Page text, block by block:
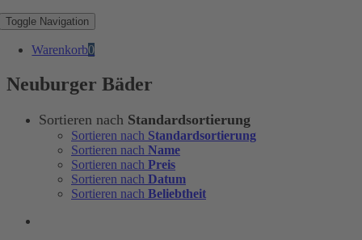
Toggle Navigation
Warenkorb0
Neuburger Bäder
Sortieren nach Standardsortierung
Sortieren nach Standardsortierung
Sortieren nach Name
Sortieren nach Preis
Sortieren nach Datum
Sortieren nach Beliebtheit